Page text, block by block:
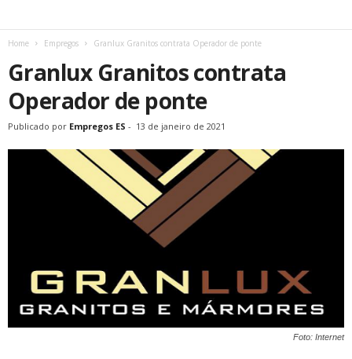
Home Empregos Granlux Granitos contrata Operador de ponte
Granlux Granitos contrata
Operador de ponte
Publicado por Empregos ES - 13 de janeiro de 2021
Foto: Internet